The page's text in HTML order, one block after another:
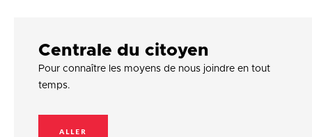
Centrale du citoyen
Pour connaître les moyens de nous joindre en tout
temps.
ALLER